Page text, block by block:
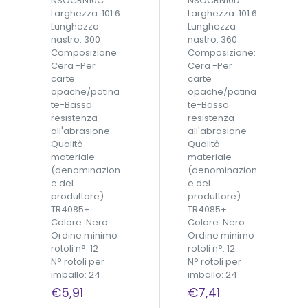
(
C
A
B
A
3
)
q
u
a
n
t
i
t
à
0
m
q
u
a
n
t
i
t
à
Larghezza: 101.6
Lunghezza
nastro: 300
Composizione:
Cera -Per
carte
opache/patina
te-Bassa
resistenza
all'abrasione
Qualità
materiale
(denominazion
e del
produttore):
TR4085+
Colore: Nero
Ordine minimo
rotoli n°: 12
N° rotoli per
imballo: 24
€5,91
Larghezza: 101.6
Lunghezza
nastro: 360
Composizione:
Cera -Per
carte
opache/patina
te-Bassa
resistenza
all'abrasione
Qualità
materiale
(denominazion
e del
produttore):
TR4085+
Colore: Nero
Ordine minimo
rotoli n°: 12
N° rotoli per
imballo: 24
€7,41